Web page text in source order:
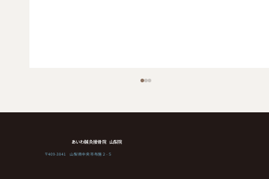
レーザー治療は現在ペインクリニック、皮膚
野において高い効果が実証されております。 今
回当院で導入予定のレーザー治療器はその最新
あいわ鍼灸接骨院 山梨院
〒409-3841 山梨県中央市布施２-５